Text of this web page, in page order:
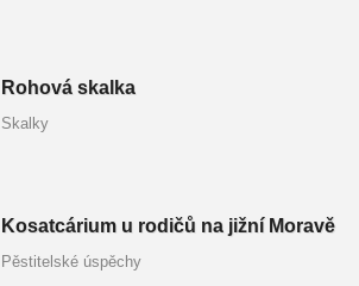
Rohová skalka
Skalky
Kosatcárium u rodičů na jižní Moravě
Pěstitelské úspěchy